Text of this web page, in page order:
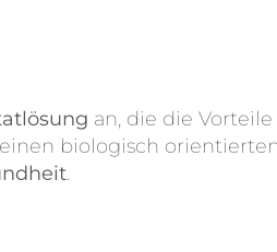
an, die die Vorteile
biologisch
.